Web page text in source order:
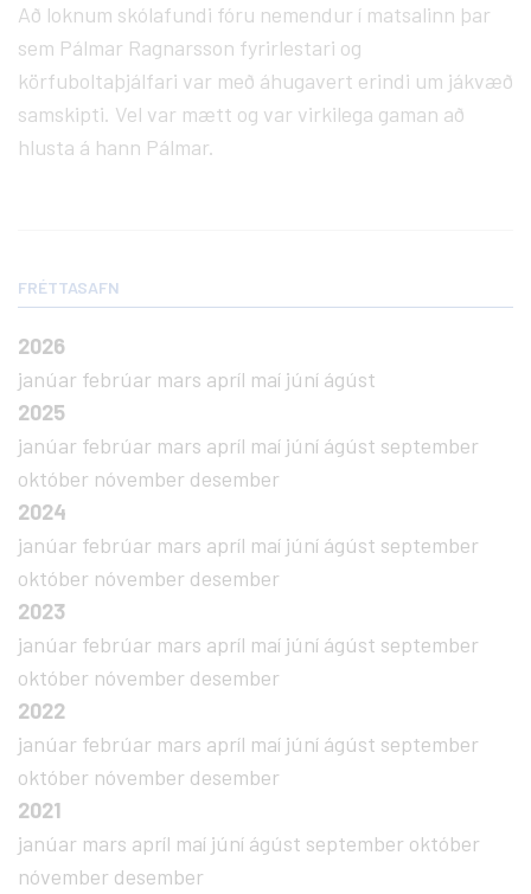
Að loknum skólafundi fóru nemendur í matsalinn þar
sem Pálmar Ragnarsson fyrirlestari og
körfuboltaþjálfari var með áhugavert erindi um jákvæð
samskipti. Vel var mætt og var virkilega gaman að
hlusta á hann Pálmar.
FRÉTTASAFN
2026
janúar febrúar mars apríl maí júní ágúst
2025
janúar febrúar mars apríl maí júní ágúst september
október nóvember desember
2024
janúar febrúar mars apríl maí júní ágúst september
október nóvember desember
2023
janúar febrúar mars apríl maí júní ágúst september
október nóvember desember
2022
janúar febrúar mars apríl maí júní ágúst september
október nóvember desember
2021
janúar mars apríl maí júní ágúst september október
nóvember desember